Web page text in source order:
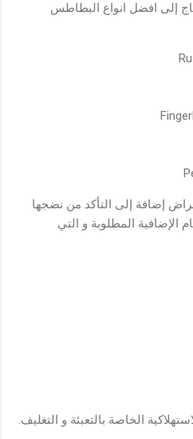
إلى افضل انواع البطاطس
إضافة إلى التأكد من نضجها
الإضافية المطلوبة و التي
الخاصة بالتعبئة و التغليف.